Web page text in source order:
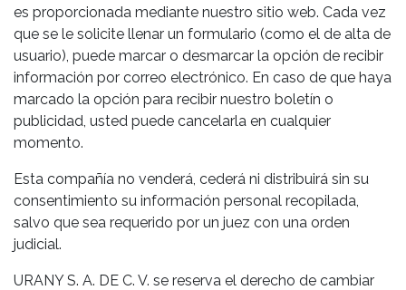
es proporcionada mediante nuestro sitio web. Cada vez
que se le solicite llenar un formulario (como el de alta de
usuario), puede marcar o desmarcar la opción de recibir
información por correo electrónico. En caso de que haya
marcado la opción para recibir nuestro boletín o
publicidad, usted puede cancelarla en cualquier
momento.
Esta compañía no venderá, cederá ni distribuirá sin su
consentimiento su información personal recopilada,
salvo que sea requerido por un juez con una orden
judicial.
URANY S. A. DE C. V. se reserva el derecho de cambiar